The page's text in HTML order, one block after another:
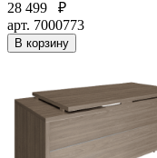
28 499
₽
арт. 7000773
В корзину